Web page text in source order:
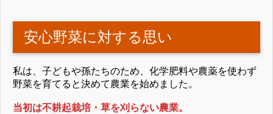
安心野菜に対する思い
私は、子どもや孫たちのため、化学肥料や農薬を使わず
野菜を育てると決めて農業を始めました。
当初は不耕起栽培・草を刈らない農業。